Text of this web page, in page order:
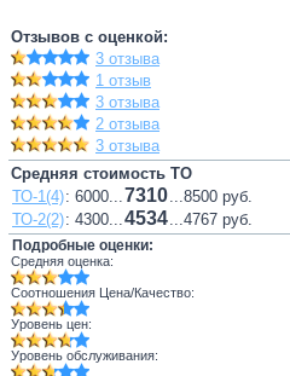
Отзывов с оценкой:
3 отзыва
1 отзыв
3 отзыва
2 отзыва
3 отзыва
Средняя стоимость ТО
ТО-1(4): 6000...7310...8500 руб.
ТО-2(2): 4300...4534...4767 руб.
Подробные оценки:
Средняя оценка:
Соотношения Цена/Качество:
Уровень цен:
Уровень обслуживания: